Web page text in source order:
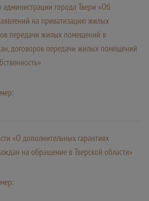
администрации города Твери «Об
на приватизацию жилых
передачи жилых помещений в
договоров передачи жилых помещений
«О дополнительных гарантиях
на обращение в Тверской области»